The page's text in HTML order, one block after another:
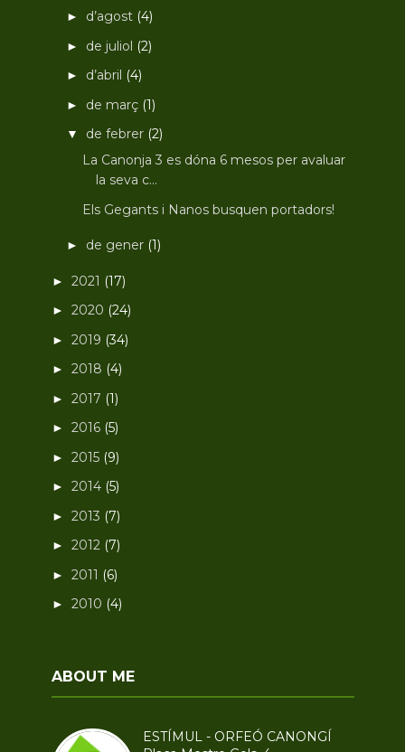
► d’agost (4)
► de juliol (2)
► d’abril (4)
► de març (1)
▼ de febrer (2)
La Canonja 3 es dóna 6 mesos per avaluar
la seva c...
Els Gegants i Nanos busquen portadors!
► de gener (1)
► 2021 (17)
► 2020 (24)
► 2019 (34)
► 2018 (4)
► 2017 (1)
► 2016 (5)
► 2015 (9)
► 2014 (5)
► 2013 (7)
► 2012 (7)
► 2011 (6)
► 2010 (4)
ABOUT ME
ESTÍMUL - ORFEÓ CANONGÍ